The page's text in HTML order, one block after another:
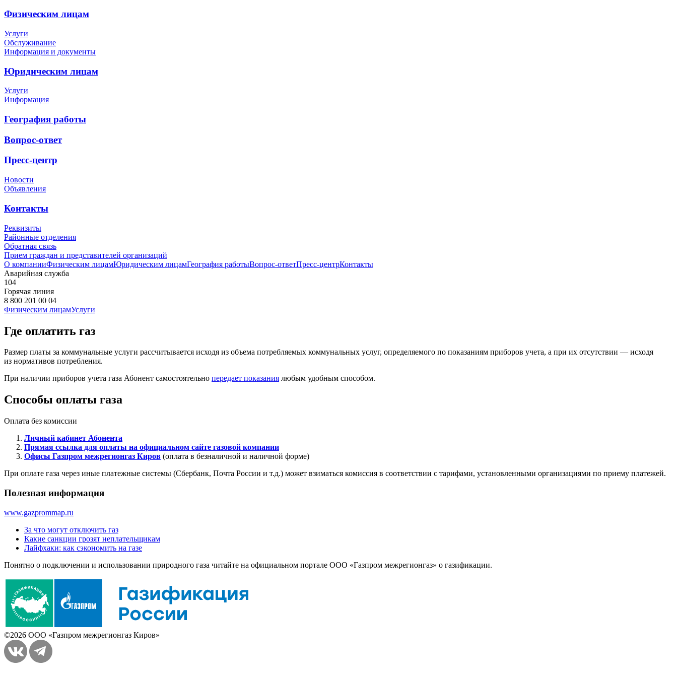
Физическим лицам
Услуги
Обслуживание
Информация и документы
Юридическим лицам
Услуги
Информация
География работы
Вопрос-ответ
Пресс-центр
Новости
Объявления
Контакты
Реквизиты
Районные отделения
Обратная связь
Прием граждан и представителей организаций
О компанииФизическим лицамЮридическим лицамГеография работыВопрос-ответПресс-центрКонтакты
Аварийная служба
104
Горячая линия
8 800 201 00 04
Физическим лицамУслуги
Где оплатить газ
Размер платы за коммунальные услуги рассчитывается исходя из объема потребляемых коммунальных услуг, определяемого по показаниям приборов учета, а при их отсутствии — исходя
из нормативов потребления.
При наличии приборов учета газа Абонент самостоятельно передает показания любым удобным способом.
Способы оплаты газа
Оплата без комиссии
Личный кабинет Абонента
Прямая ссылка для оплаты на официальном сайте газовой компании
Офисы Газпром межрегионгаз Киров (оплата в безналичной и наличной форме)
При оплате газа через иные платежные системы (Сбербанк, Почта России и т.д.) может взиматься комиссия в соответствии с тарифами, установленными организациями по приему платежей.
Полезная информация
www.gazprommap.ru
За что могут отключить газ
Какие санкции грозят неплательщикам
Лайфхаки: как сэкономить на газе
Понятно о подключении и использовании природного газа читайте на официальном портале ООО «Газпром межрегионгаз» о газификации.
©2026 ООО «Газпром межрегионгаз Киров»